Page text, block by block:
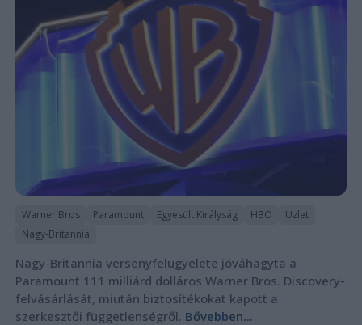
Warner Bros Paramount Egyesült Királyság HBO
Üzlet
Nagy-Britannia
Nagy-Britannia versenyfelügyelete jóváhagyta a
Paramount 111 milliárd dolláros Warner Bros. Discovery-
felvásárlását, miután biztosítékokat kapott a
szerkesztői függetlenségről. Bővebben...